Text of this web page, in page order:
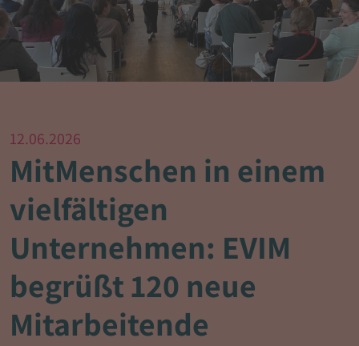
12.06.2026
MitMenschen in einem
vielfältigen
Unternehmen: EVIM
begrüßt 120 neue
Mitarbeitende